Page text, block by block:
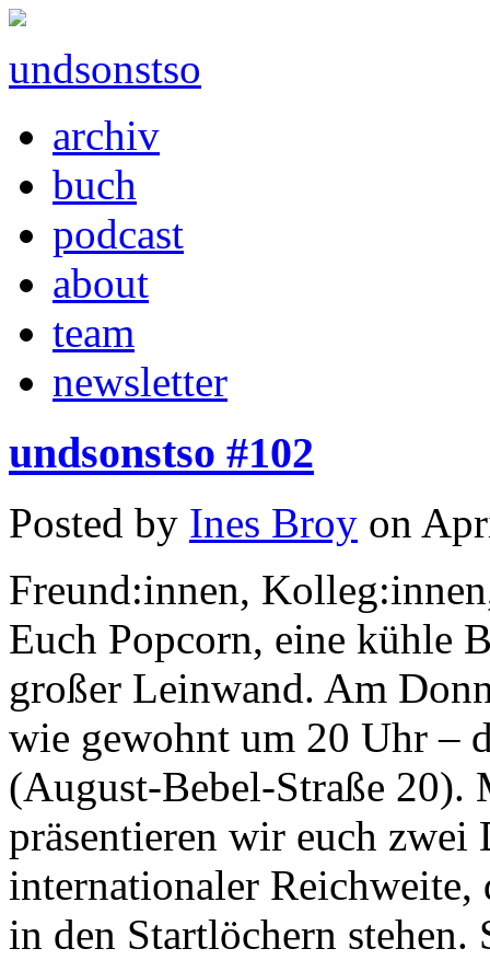
undsonstso
archiv
buch
podcast
about
team
newsletter
undsonstso #102
Posted by Ines Broy on
Freund:innen,
Euch Popcorn, eine kühle
großer Leinwand. Am
wie gewohnt um 20 Uhr –
(August-Bebel-Straße 20).
präsentieren wir euch
internationaler Reichweite,
in den Startlöchern